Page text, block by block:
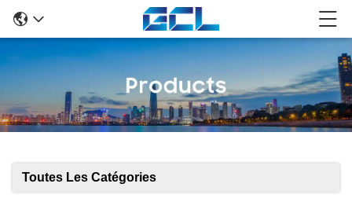
Toutes Les Catégories